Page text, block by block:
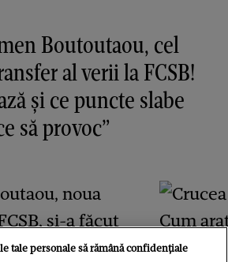
Boutoutaou, cel
al verii la FCSB!
și ce puncte slabe
să provoc”
tale personale să rămână confidențiale